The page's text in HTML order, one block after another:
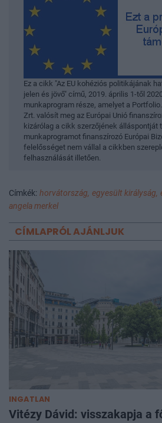
Ez a cikk "Az EU kohéziós politikájának
jelen és jövő" című, 2019. április 1-től
munkaprogram része, amelyet a
Zrt. valósít meg az Európai Unió
kizárólag a cikk szerzőjének álláspontját
munkaprogramot finanszírozó Európai
felelősséget nem vállal a cikkben
felhasználását illetően.
Címkék: horvátország, egyesült királyság,
angela merkel
CÍMLAPRÓL AJÁNLJUK
INGATLAN
Vitézy Dávid: visszakapja a